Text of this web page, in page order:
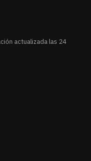
actualizada las 24